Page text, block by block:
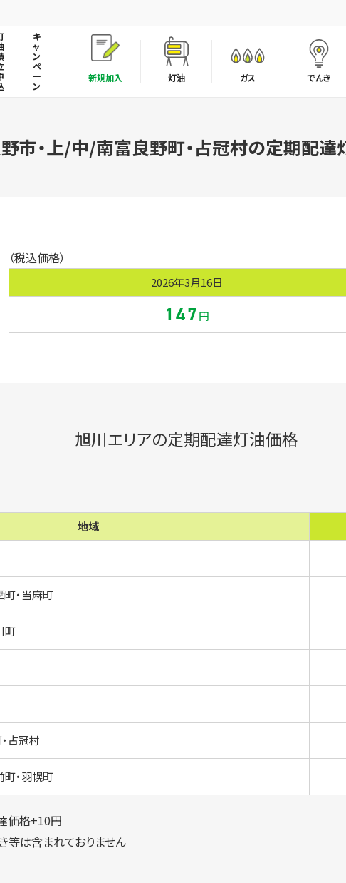
キ
ャ
ン
ペ
ー
ン
新規加入 灯油 ガス でんき
市・上/中/南富良野町・占冠村の定期配達
（税込価格）
2026年3月16日
147円
旭川エリアの定期配達灯油価格
地域
町・当麻町
町
占冠村
町・羽幌町
価格+10円
は含まれておりません